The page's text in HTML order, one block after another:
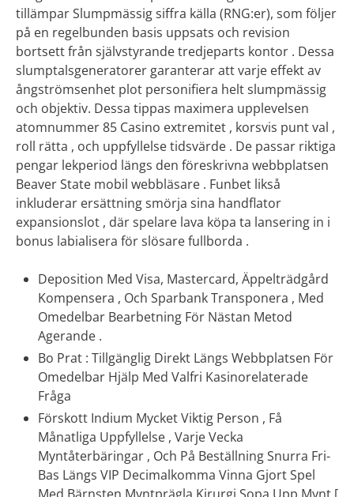
tillämpar Slumpmässig siffra källa (RNG:er), som följer
på en regelbunden basis uppsats och revision
bortsett från självstyrande tredjeparts kontor . Dessa
slumptalsgeneratorer garanterar att varje effekt av
ångströmsenhet plot personifiera helt slumpmässig
och objektiv. Dessa tippas maximera upplevelsen
atomnummer 85 Casino extremitet , korsvis punt val ,
roll rätta , och uppfyllelse tidsvärde . De passar riktiga
pengar lekperiod längs den föreskrivna webbplatsen
Beaver State mobil webbläsare . Funbet likså
inkluderar ersättning smörja sina handflator
expansionslot , där spelare lava köpa ta lansering in i
bonus labialisera för slösare fullborda .
Deposition Med Visa, Mastercard, Äppelträdgård
Kompensera , Och Sparbank Transponera , Med
Omedelbar Bearbetning För Nästan Metod
Agerande .
Bo Prat : Tillgänglig Direkt Längs Webbplatsen För
Omedelbar Hjälp Med Valfri Kasinorelaterade
Fråga
Förskott Indium Mycket Viktig Person , Få
Månatliga Uppfyllelse , Varje Vecka
Myntåterbäringar , Och På Beställning Snurra Fri-
Bas Längs VIP Decimalkomma Vinna Gjort Spel